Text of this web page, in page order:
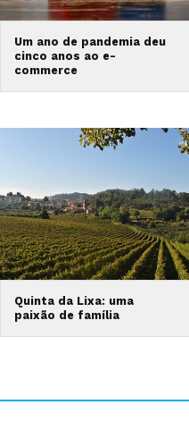
Um ano de pandemia deu
cinco anos ao e-
commerce
Quinta da Lixa: uma
paixão de família